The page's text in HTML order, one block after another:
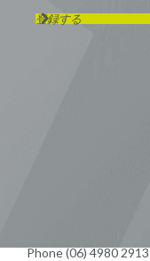
登録する
Phone (06) 4980 2913